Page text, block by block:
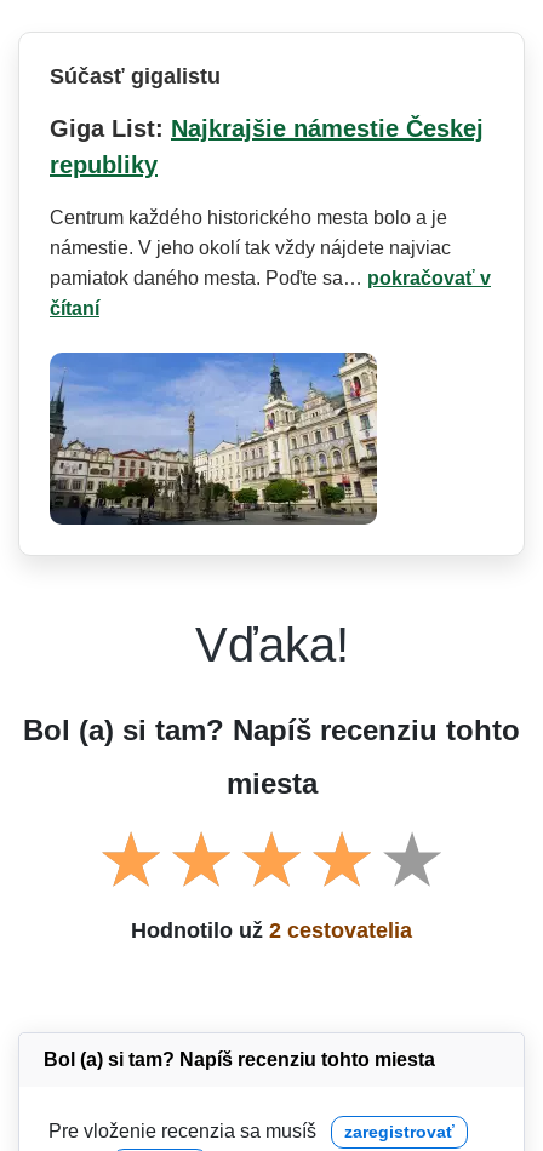
Súčasť gigalistu
Giga List: Najkrajšie námestie Českej
republiky
Centrum každého historického mesta bolo a je
námestie. V jeho okolí tak vždy nájdete najviac
pamiatok daného mesta. Poďte sa… pokračovať v
čítaní
Vďaka!
Bol (a) si tam? Napíš recenziu tohto
miesta
Hodnotilo už 2 cestovatelia
Bol (a) si tam? Napíš recenziu tohto miesta
Pre vloženie recenzia sa musíš zaregistrovať